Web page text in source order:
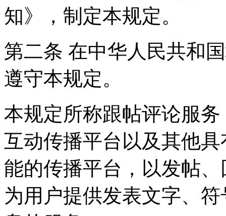
知》，制定本规定。
第二条 在中华人民共和
遵守本规定。
本规定所称跟帖评论服
互动传播平台以及其他
能的传播平台，以发帖
为用户提供发表文字、